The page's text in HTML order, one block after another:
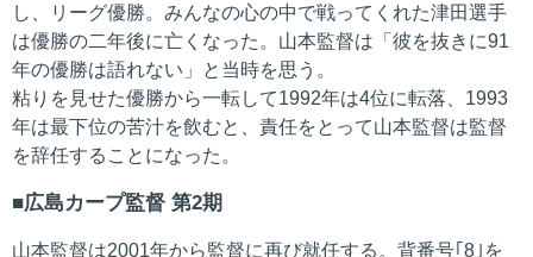
し、リーグ優勝。みんなの心の中で戦ってくれた津田選手
は優勝の二年後に亡くなった。山本監督は「彼を抜きに91
年の優勝は語れない」と当時を思う。
粘りを見せた優勝から一転して1992年は4位に転落、1993
年は最下位の苦汁を飲むと、責任をとって山本監督は監督
を辞任することになった。
広島カープ監督 第2期
山本監督は2001年から監督に再び就任する。背番号｢8｣を